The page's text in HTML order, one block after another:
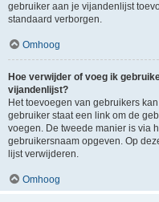
gebruiker aan je vijandenlijst
standaard verborgen.
Omhoog
Hoe verwijder of voeg ik
vijandenlijst?
Het toevoegen van gebruikers
gebruiker staat een link om de
voegen. De tweede manier is via
gebruikersnaam opgeven. Op
lijst verwijderen.
Omhoog